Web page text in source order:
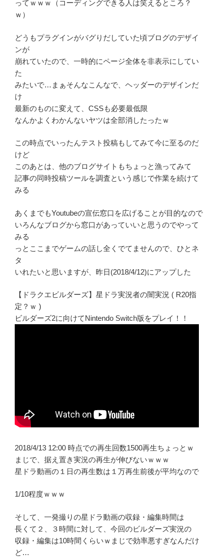
ってｗｗｗ（コーディングできる人は笑えるところ？
ｗ）
どうもプラグインがバグりだしていた頃ブログのデザイ
ンが
崩れていたので、一時的にページ全体を非表示にしてい
た
みたいで…まぁそんなこんなで、ヘッダーのデザインだ
け
最新のものに変えて、CSSも必要最低限
なんかよくわかんないヤツは全部消したったｗ
この時点でいったんテスト投稿もしてみて今に至るのだ
けど
このあとは、他のブログサイトもちょっと漁ってみて
記事の同時投稿ツールを調査という感じで作業を続けて
みる
あくまでもYoutubeの宣伝窓口を広げることが目的なので
いろんなブログから窓口があっていいと思うのでやって
みる
っとここまでゲームの話し全くでてませんので、ひとネ
タ
いれたいと思いますが、昨日(2018/4/12)にアップした
【ドラクエビルダーズ】星ドラ実況者の闇実況 ( R20指
定？ｗ )
ビルダーズ2に向けてNintendo Switch版をプレイ！！
2018/4/13 12:00 時点での再生回数1500再生ちょっとｗ
まじで、据え置き実況の再生が伸びないｗｗｗ
星ドラ動画の１日の再生数は１万再生前後が平均なので
1/10程度ｗｗｗ
そして、一発撮りの星ドラ動画の収録・編集時間は
長くて２、３時間に対して、今回のビルダーズ実況の
収録・編集は10時間くらいｗまじで効率悪すぎなんだけ
ど…